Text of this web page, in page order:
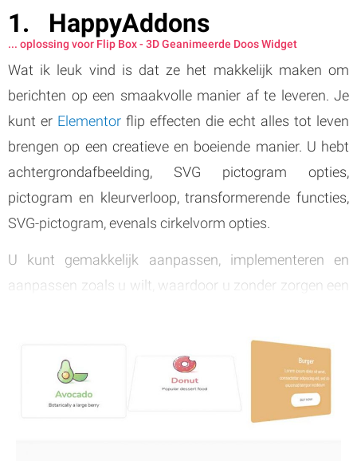
HappyAddons
... oplossing voor Flip Box - 3D Geanimeerde Doos Widget
Wat ik leuk vind is dat ze het makkelijk maken om
berichten op een smaakvolle manier af te leveren. Je
kunt er Elementor flip effecten die echt alles tot leven
brengen op een creatieve en boeiende manier. U hebt
achtergrondafbeelding, SVG pictogram opties,
pictogram en kleurverloop, transformerende functies,
SVG-pictogram, evenals cirkelvorm opties.
U kunt gemakkelijk aanpassen, implementeren en
aanpassen zoals u wilt, waardoor u zonder zorgen een